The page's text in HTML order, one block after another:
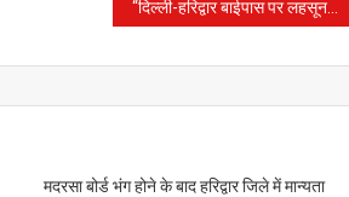
मदरसा बोर्ड भंग होने के बाद हरिद्वार जिले में मान्यता